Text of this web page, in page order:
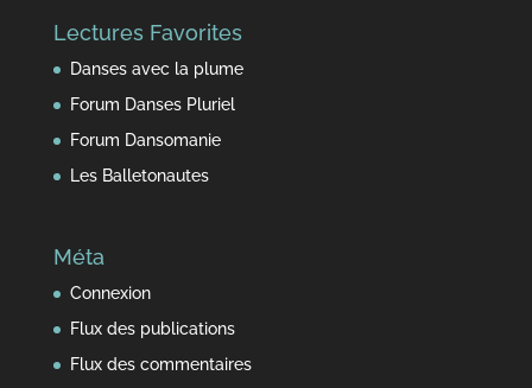
temps
Lectures Favorites
Danses avec la plume
Forum Danses Pluriel
Forum Dansomanie
Les Balletonautes
Méta
Connexion
Flux des publications
Flux des commentaires